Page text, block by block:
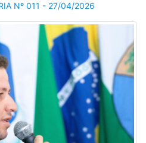
Nº 011 - 27/04/2026